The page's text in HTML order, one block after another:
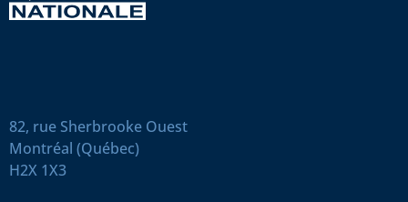
82, rue Sherbrooke Ouest
Montréal (Québec)
H2X 1X3